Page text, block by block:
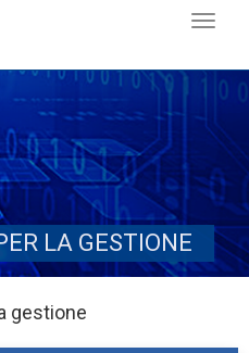
LA GESTIONE
gestione